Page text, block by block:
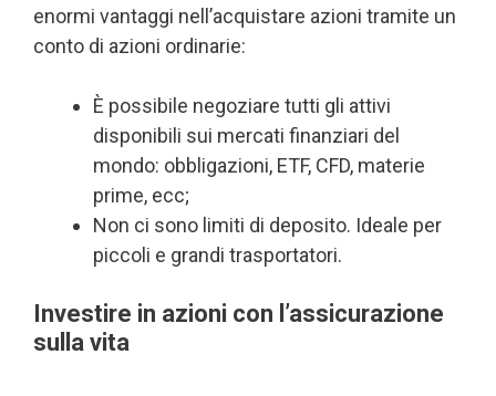
enormi vantaggi nell’acquistare azioni tramite un
conto di azioni ordinarie:
È possibile negoziare tutti gli attivi
disponibili sui mercati finanziari del
mondo: obbligazioni, ETF, CFD, materie
prime, ecc;
Non ci sono limiti di deposito. Ideale per
piccoli e grandi trasportatori.
Investire in azioni con l’assicurazione
sulla vita